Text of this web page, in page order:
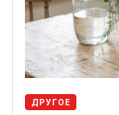
ДРУГОЕ